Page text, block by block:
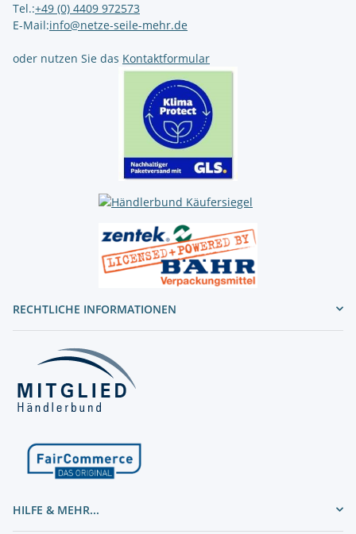
Tel.:+49 (0) 4409 972573
E-Mail:info@netze-seile-mehr.de
oder nutzen Sie das Kontaktformular
RECHTLICHE INFORMATIONEN
HILFE & MEHR...